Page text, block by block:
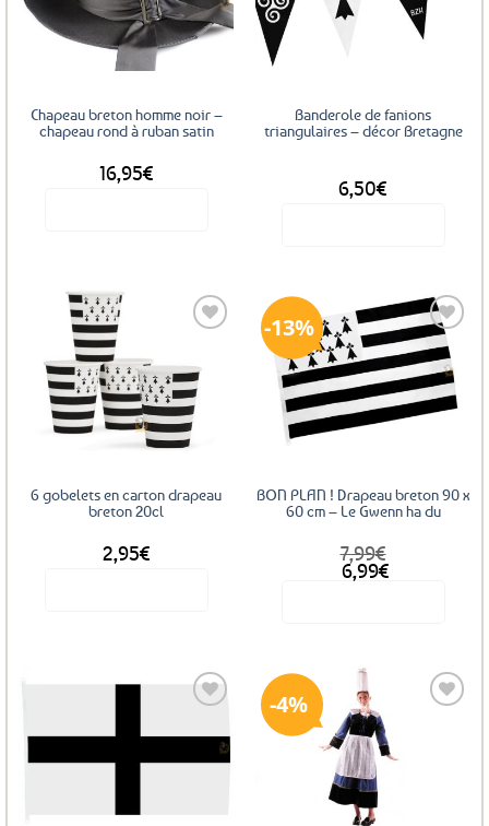
aux
favoris
Chapeau breton homme noir –
chapeau rond à ruban satin
16,95€
favoris
Banderole de fanions
triangulaires – décor Bretagne
6,50€
plusieurs
variations.
options
peuvent
sur
Ajouter
aux
favoris
6 gobelets en carton drapeau
breton 20cl
2,95€
13%
Ajouter
aux
favoris
BON PLAN ! Drapeau breton 90 x
60 cm – Le Gwenn ha du
7,99€
Le
prix
6,99€
Le
prix
Ajouter
4%